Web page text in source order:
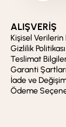
ALIŞVERİŞ
Kişisel Verilerin
Gizlilik Politikası
Teslimat
Garanti Şartları
İade ve
Ödeme